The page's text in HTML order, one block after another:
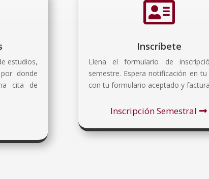
estudios,
donde
cita de

Inscríbete
Llena el formulario de
semestre. Espera notificación en tu
con tu formulario aceptado y
Inscripción Semestral